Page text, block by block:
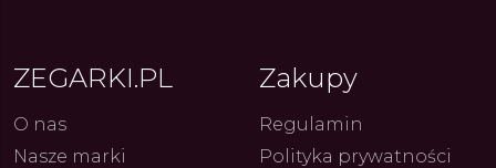
i Dostępny Luksus z
Fenomen marki Festina. Od
kolarskich pasji do ikonicznych
ZEGARKI.PL
O nas
Nasze marki
Zakupy
Regulamin
Polityka prywatności